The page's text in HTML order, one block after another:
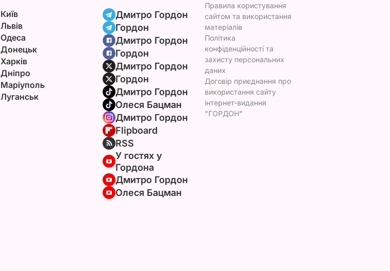
Київ
Львів
Одеса
Донецьк
Харків
Дніпро
Маріуполь
Луганськ
Дмитро Гордон
Гордон
Дмитро Гордон
Гордон
Дмитро Гордон
Гордон
Дмитро Гордон
Олеся Бацман
Дмитро Гордон
Flipboard
RSS
У гостях у
Гордона
Дмитро Гордон
Олеся Бацман
Правила користування
сайтом та використання
матеріалів
Політика
конфіденційності та
захисту персональних
даних
Договір приєднання про
використання сайту
інтернет-видання
"ГОРДОН"